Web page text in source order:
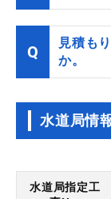
見積も
か。
水道局情
水道局指定工